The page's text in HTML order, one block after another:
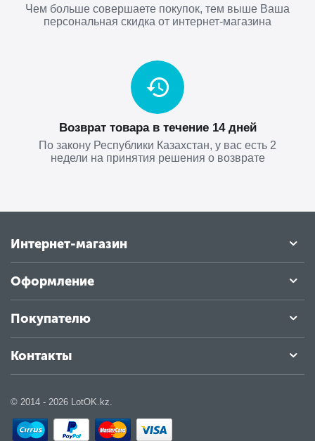
Чем больше совершаете покупок, тем выше Ваша
персональная скидка от интернет-магазина
Возврат товара в течение 14 дней
По закону Республики Казахстан, у вас есть 2
недели на принятия решения о возврате
Интернет-магазин
Оформление
Покупателю
Контакты
© 2014 - 2026 LotOK.kz.